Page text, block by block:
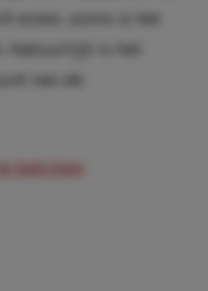
eisen, soms is het
Natuurlijk is het
van de
bekijken